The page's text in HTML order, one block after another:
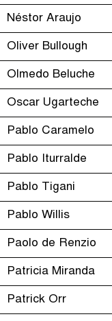
Néstor Araujo
Oliver Bullough
Olmedo Beluche
Oscar Ugarteche
Pablo Caramelo
Pablo Iturralde
Pablo Tigani
Pablo Willis
Paolo de Renzio
Patricia Miranda
Patrick Orr